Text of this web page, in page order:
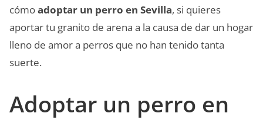
cómoadoptar un perro en Sevilla, si quieres
aportar tu granito de arena a la causa de dar un hogar
lleno de amor a perros que no han tenido tanta
suerte.
Adoptar un perro en